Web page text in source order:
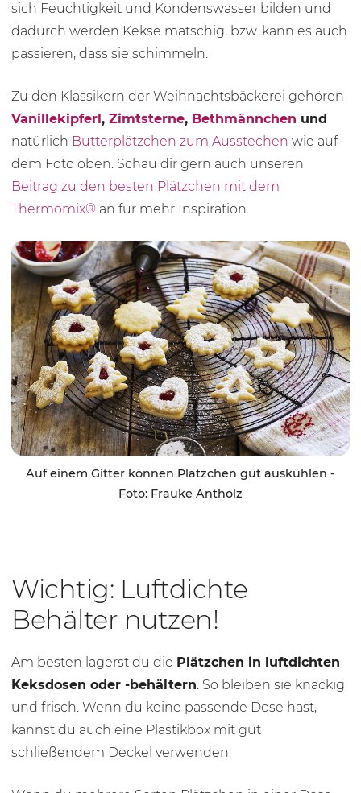
sich Feuchtigkeit und Kondenswasser bilden und
dadurch werden Kekse matschig, bzw. kann es auch
passieren, dass sie schimmeln.
Zu den Klassikern der Weihnachtsbäckerei gehören
Vanillekipferl , Zimtsterne, Bethmännchen und
natürlich Butterplätzchen zum Ausstechen wie auf
dem Foto oben. Schau dir gern auch unseren
Beitrag zu den besten Plätzchen mit dem
Thermomix® an für mehr Inspiration.
Auf einem Gitter können Plätzchen gut auskühlen -
Foto: Frauke Antholz
Wichtig: Luftdichte
Behälter nutzen!
Am besten lagerst du die Plätzchen in luftdichten
Keksdosen oder -behältern. So bleiben sie knackig
und frisch. Wenn du keine passende Dose hast,
kannst du auch eine Plastikbox mit gut
schließendem Deckel verwenden.